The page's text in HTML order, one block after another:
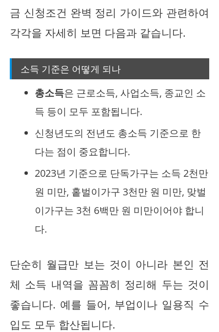
금 신청조건 완벽 정리 가이드와 관련하여
각각을 자세히 보면 다음과 같습니다.
소득 기준은 어떻게 되나
총소득은 근로소득, 사업소득, 종교인 소
득 등이 모두 포함됩니다.
신청년도의 전년도 총소득 기준으로 한
다는 점이 중요합니다.
2023년 기준으로 단독가구는 소득 2천만
원 미만, 홑벌이가구 3천만 원 미만, 맞벌
이가구는 3천 6백만 원 미만이어야 합니
다.
단순히 월급만 보는 것이 아니라 본인 전
체 소득 내역을 꼼꼼히 정리해 두는 것이
좋습니다. 예를 들어, 부업이나 일용직 수
입도 모두 합산됩니다.